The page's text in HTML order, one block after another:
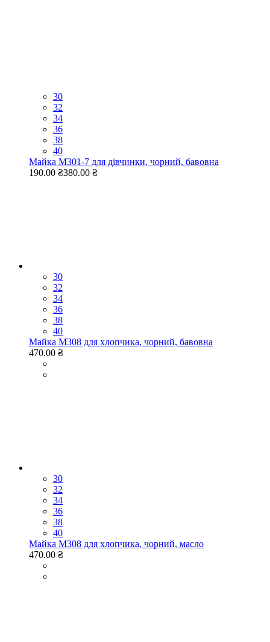
30
32
34
36
38
40
Майка M301-7 для дівчинки, чорний, бавовна
190.00 ₴380.00 ₴
30
32
34
36
38
40
Майка M308 для хлопчика, чорний, бавовна
470.00 ₴
30
32
34
36
38
40
Майка M308 для хлопчика, чорний, масло
470.00 ₴